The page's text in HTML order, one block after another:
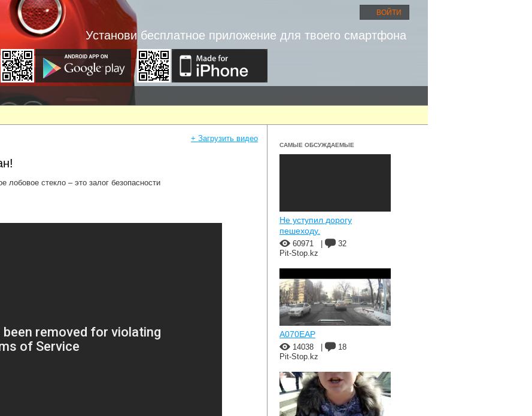
ВОЙТИ
Установи бесплатное приложение для твоего смартфона
+ Загрузить видео
стекло – это залог безопасности
САМЫЕ ОБСУЖДАЕМЫЕ
Не уступил дорогу
пешеходу.
60971
32
Pit-Stop.kz
A070EAP
14038
18
Pit-Stop.kz